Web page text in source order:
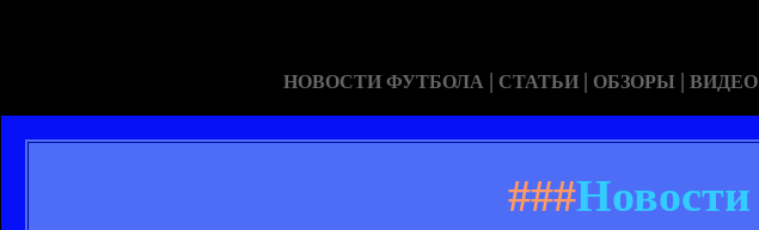
НОВОСТИ ФУТБОЛА | СТАТЬИ | ОБЗОРЫ | ВИДЕО
###Новости